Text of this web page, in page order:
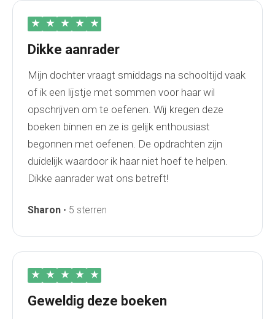
★ ★ ★ ★ ★
Dikke aanrader
Mijn dochter vraagt smiddags na schooltijd vaak
of ik een lijstje met sommen voor haar wil
opschrijven om te oefenen. Wij kregen deze
boeken binnen en ze is gelijk enthousiast
begonnen met oefenen. De opdrachten zijn
duidelijk waardoor ik haar niet hoef te helpen.
Dikke aanrader wat ons betreft!
Sharon • 5 sterren
★ ★ ★ ★ ★
Geweldig deze boeken